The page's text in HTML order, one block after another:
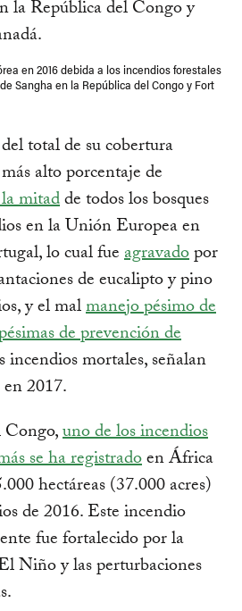
en 2016 debida a los incendios forestales
Sangha en la República del Congo y Fort
total de su cobertura
alto porcentaje de
mitadde todos los bosques
en la Unión Europea en
lo cual fueagravadopor
de eucalipto y pino
y el malmanejo pésimo de
de prevención de
incendios mortales, señalan
2017.
uno de los incendios
se ha registradoen África
hectáreas (37.000 acres)
de 2016. Este incendio
fue fortalecido por la
Niño y las perturbaciones